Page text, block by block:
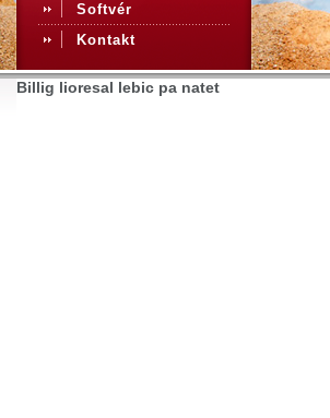
Softvér
Kontakt
Billig lioresal lebic pa natet